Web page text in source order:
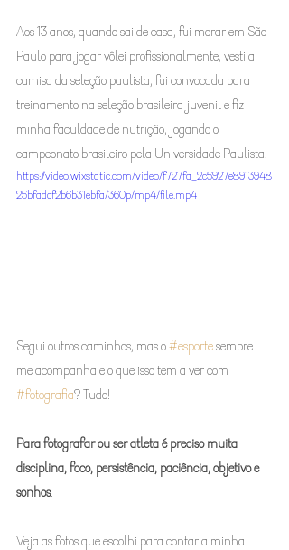
Aos 13 anos, quando sai de casa, fui morar em São
Paulo para jogar vôlei profissionalmente, vesti a
camisa da seleção paulista, fui convocada para
treinamento na seleção brasileira juvenil e fiz
minha faculdade de nutrição, jogando o
campeonato brasileiro pela Universidade Paulista.
https://video.wixstatic.com/video/f727fa_2c5927e8913948
25bfadcf2b6b31ebfa/360p/mp4/file.mp4
Segui outros caminhos, mas o #esporte sempre
me acompanha e o que isso tem a ver com
#fotografia? Tudo!
Para fotografar ou ser atleta é preciso muita
disciplina, foco, persistência, paciência, objetivo e
sonhos.
Veja as fotos que escolhi para contar a minha